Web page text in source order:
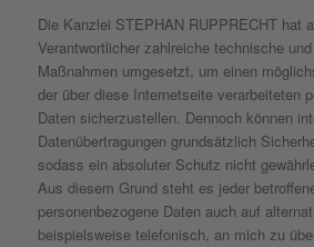
Die Kanzlei STEPHAN RUPPRECHT hat
Verantwortlicher zahlreiche technische
Maßnahmen umgesetzt, um einen
der über diese Internetseite verarbeiteten
Daten sicherzustellen. Dennoch können
Datenübertragungen grundsätzlich
sodass ein absoluter Schutz nicht
Aus diesem Grund steht es jeder
personenbezogene Daten auch auf
beispielsweise telefonisch, an mich zu